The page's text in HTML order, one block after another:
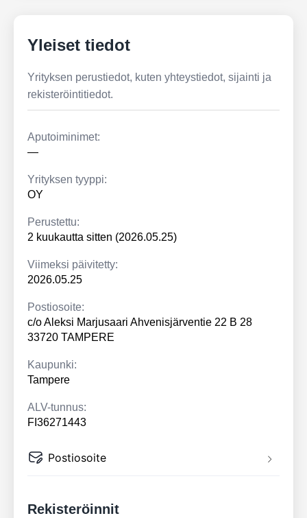
Yleiset tiedot
Yrityksen perustiedot, kuten yhteystiedot, sijainti ja
rekisteröintitiedot.
Aputoiminimet:
—
Yrityksen tyyppi:
OY
Perustettu:
2 kuukautta sitten (2026.05.25)
Viimeksi päivitetty:
2026.05.25
Postiosoite:
c/o Aleksi Marjusaari Ahvenisjärventie 22 B 28
33720 TAMPERE
Kaupunki:
Tampere
ALV-tunnus:
FI36271443
Postiosoite
Rekisteröinnit